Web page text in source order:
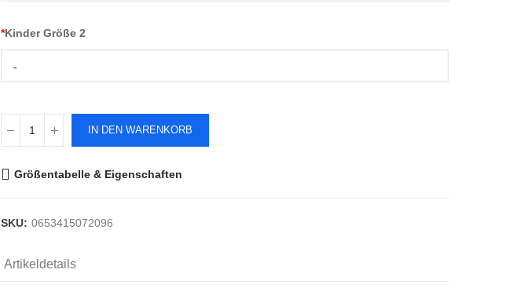
*Kinder Größe 2
-
IN DEN WARENKORB
Größentabelle & Eigenschaften
SKU: 0653415072096
Artikeldetails